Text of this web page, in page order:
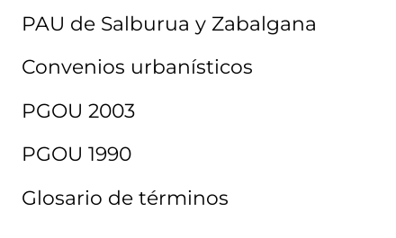
PAU de Salburua y Zabalgana
Convenios urbanísticos
PGOU 2003
PGOU 1990
Glosario de términos